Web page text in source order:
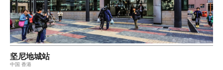
坚尼地城站
中国 香港